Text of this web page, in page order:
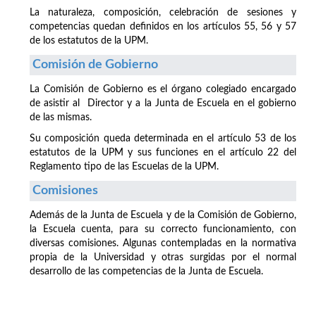
La naturaleza, composición, celebración de sesiones y
competencias quedan definidos en los artículos 55, 56 y 57
de los estatutos de la UPM.
Comisión de Gobierno
La Comisión de Gobierno es el órgano colegiado encargado
de asistir al Director y a la Junta de Escuela en el gobierno
de las mismas.
Su composición queda determinada en el artículo 53 de los
estatutos de la UPM y sus funciones en el artículo 22 del
Reglamento tipo de las Escuelas de la UPM.
Comisiones
Además de la Junta de Escuela y de la Comisión de Gobierno,
la Escuela cuenta, para su correcto funcionamiento, con
diversas comisiones. Algunas contempladas en la normativa
propia de la Universidad y otras surgidas por el normal
desarrollo de las competencias de la Junta de Escuela.